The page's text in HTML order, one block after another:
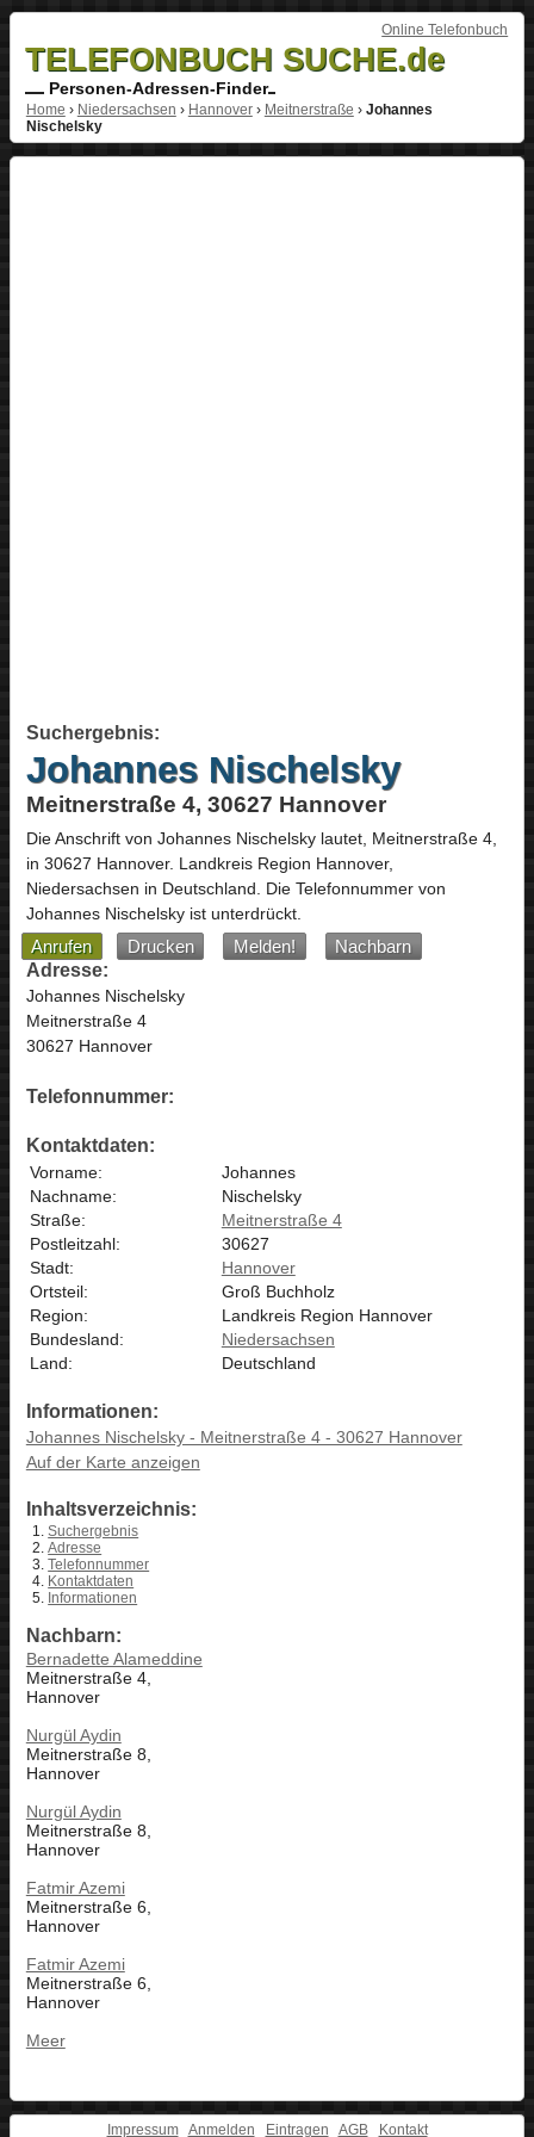
Online Telefonbuch
TELEFONBUCH SUCHE.de
Personen-Adressen-Finder
Home › Niedersachsen › Hannover› Meitnerstraße › Johannes
Nischelsky
Suchergebnis:
Johannes Nischelsky
Meitnerstraße 4, 30627 Hannover
Die Anschrift von Johannes Nischelskylautet, Meitnerstraße 4,
in 30627 Hannover. Landkreis Region Hannover,
Niedersachsen in Deutschland. Die Telefonnummer von
Johannes Nischelsky ist unterdrückt.
Anrufen Drucken Melden!
Nachbarn
Adresse:
Johannes Nischelsky
Meitnerstraße 4
30627 Hannover
Telefonnummer:
Kontaktdaten:
Vorname:
Johannes
Nachname:
Nischelsky
Straße:
Meitnerstraße 4
Postleitzahl:
30627
Stadt:
Hannover
Ortsteil:
Groß Buchholz
Region:
Landkreis Region Hannover
Bundesland:
Niedersachsen
Land:
Deutschland
Informationen:
Johannes Nischelsky - Meitnerstraße 4 - 30627 Hannover
Auf der Karte anzeigen
Inhaltsverzeichnis:
Suchergebnis
Adresse
Telefonnummer
Kontaktdaten
Informationen
Nachbarn:
Bernadette Alameddine
Meitnerstraße 4,
Hannover
Nurgül Aydin
Meitnerstraße 8,
Hannover
Nurgül Aydin
Meitnerstraße 8,
Hannover
Fatmir Azemi
Meitnerstraße 6,
Hannover
Fatmir Azemi
Meitnerstraße 6,
Hannover
Meer
Impressum Anmelden Eintragen AGB Kontakt